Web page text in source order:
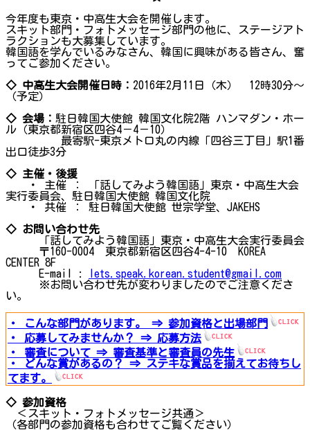
今年度も東京・中高生大会を開催します。
スキット部門・フォトメッセージ部門の他に、ステージアト
ラクションも大募集しています。
韓国語を学んでいるみなさん、韓国に興味がある皆さん、奮
ってご参加ください。
◇ 中高生大会開催日時： 2016年2月11日（木） 12時30分～
（予定）
◇ 会場： 駐日韓国大使館 韓国文化院2階 ハンマダン・ホー
ル（東京都新宿区四谷4－4－10）
最寄駅-東京メトロ丸の内線「四谷三丁目」駅1番
出口徒歩3分
◇ 主催・後援
・ 主催 ： 「話してみよう韓国語」東京・中高生大会
実行委員会、駐日韓国大使館 韓国文化院
・ 共催 ： 駐日韓国大使館 世宗学堂、JAKEHS
◇ お問い合わせ先
「話してみよう韓国語」東京・中高生大会実行委員会
〒160-0004 東京都新宿区四谷4-4-10 KOREA
CENTER 8F
E-mail :
lets.speak.korean.student@gmail.com
※お問い合わせ先が変わりましたのでご注意くださ
い。
・ こんな部門があります。 ⇒ 参加資格と出場部門
・ 応募してみませんか？ ⇒ 応募方法
・ 審査について ⇒ 審査基準と審査員の先生
・ どんな賞があるの？ ⇒ ステキな賞品を揃えてお待ちし
てます。
◇ 参加資格
＜スキット・フォトメッセージ共通＞
（各部門の参加資格も合わせてご覧ください）